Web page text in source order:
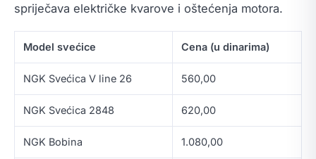
spriječava električke kvarove i oštećenja motora.
Model svećice Cena (u dinarima)
NGK Svećica V line 26 560,00
NGK Svećica 2848 620,00
NGK Bobina 1.080,00